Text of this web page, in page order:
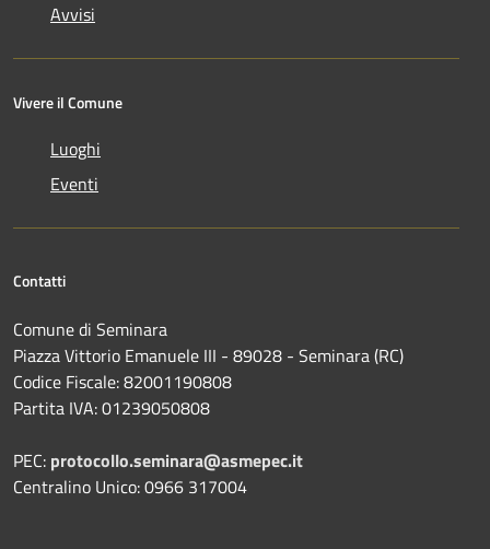
Avvisi
Vivere il Comune
Luoghi
Eventi
Contatti
Comune di Seminara
Piazza Vittorio Emanuele III - 89028 - Seminara (RC)
Codice Fiscale: 82001190808
Partita IVA: 01239050808
PEC: protocollo.seminara@asmepec.it
Centralino Unico: 0966 317004